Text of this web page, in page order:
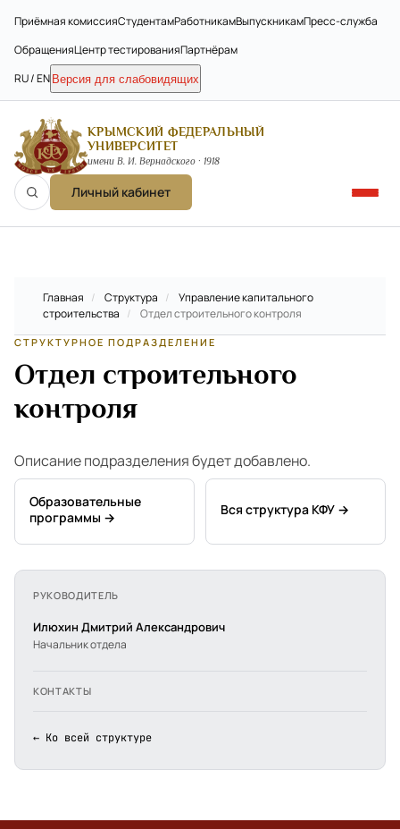
Приёмная комиссияСтудентамРаботникамВыпускникамПресс-служба
ОбращенияЦентр тестированияПартнёрам
RU / EN Версия для слабовидящих
КРЫМСКИЙ ФЕДЕРАЛЬНЫЙ
УНИВЕРСИТЕТ
имени В. И. Вернадского · 1918
Личный кабинет
Главная / Структура /
Управление капитального
строительства / Отдел строительного контроля
СТРУКТУРНОЕ ПОДРАЗДЕЛЕНИЕ
Отдел строительного
контроля
Описание подразделения будет добавлено.
Образовательные
программы →
Вся структура КФУ →
РУКОВОДИТЕЛЬ
Илюхин Дмитрий Александрович
Начальник отдела
КОНТАКТЫ
← Ко всей структуре